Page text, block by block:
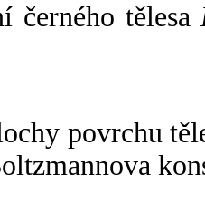
černého tělesa
povrchu